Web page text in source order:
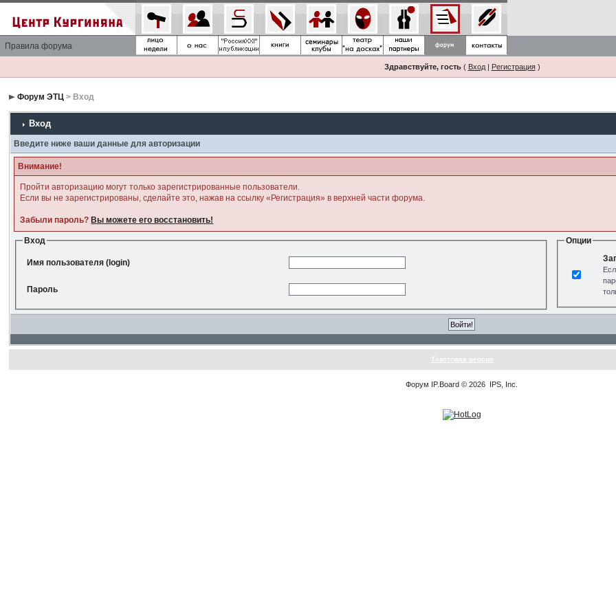
Правила форума
Здравствуйте, гость( Вход| Регистрация)
Форум ЭТЦ > Вход
Вход
Введите ниже ваши данные для авторизации
Внимание!
Пройти авторизацию могут только зарегистрированные пользователи.
Если вы не зарегистрированы, сделайте это, нажав на ссылку «Регистрация» в верхней части форума.
Забыли пароль? Вы можете его восстановить!
Вход
Имя пользователя (login)
Пароль
Опции
Текстовая версия
Форум IP.Board © 2026 IPS, Inc